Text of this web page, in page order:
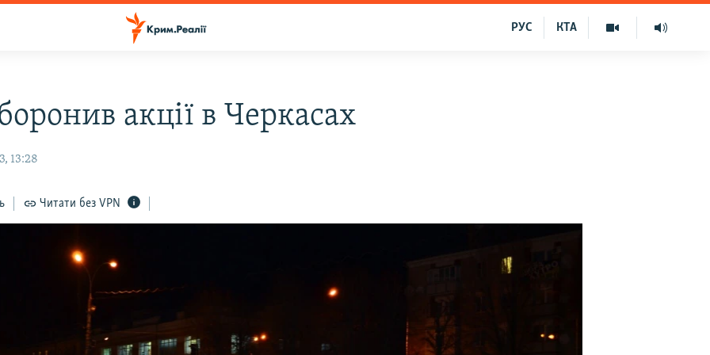
КТА
РУС
акції в Черкасах
13:28
Читати без VPN